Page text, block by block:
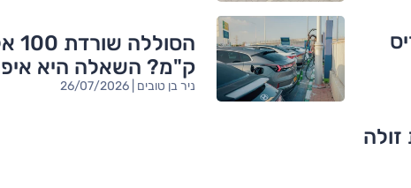
הסוללה
ק"מ? השאלה היא
ניר בן טובים | 26/07/2026
זולה